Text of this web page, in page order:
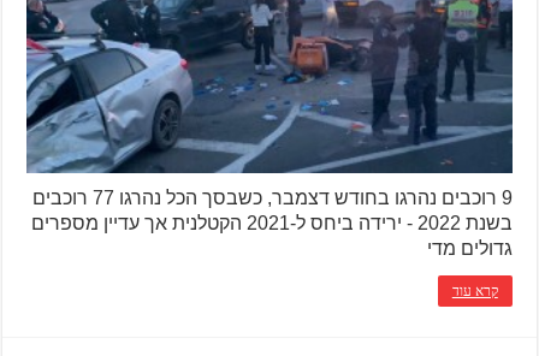
9 רוכבים נהרגו בחודש דצמבר, כשבסך הכל נהרגו 77 רוכבים
בשנת 2022 - ירידה ביחס ל-2021 הקטלנית אך עדיין מספרים
גדולים מדי
קרא עוד